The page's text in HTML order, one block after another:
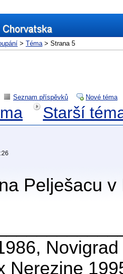
> Téma> Strana 5
Seznam příspěvků Nové téma
Starší
Pelješacu
Nerezine